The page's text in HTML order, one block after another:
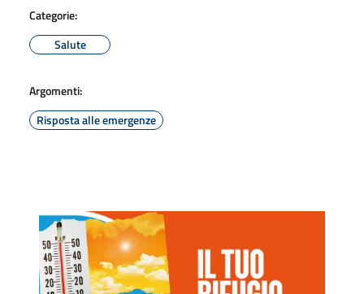
Categorie:
Salute
Argomenti:
Risposta alle emergenze